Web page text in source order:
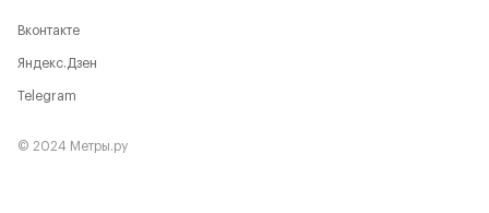
Вконтакте
Яндекс.Дзен
Telegram
© 2024 Метры.ру